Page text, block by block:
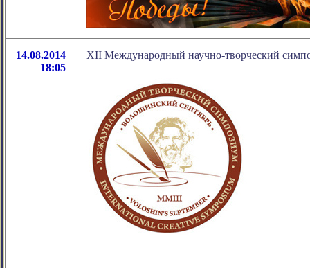
14.08.2014
18:05
XII Международный научно-творческий